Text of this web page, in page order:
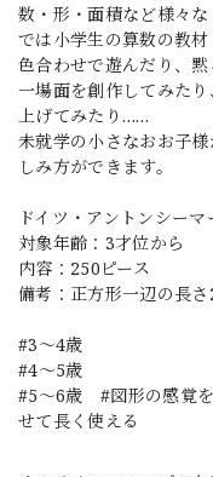
数・形・面積など様々
では小学生の算数の教
色合わせで遊んだり、
一場面を創作してみた
上げてみたり……
未就学の小さなおお子
しみ方ができます。
ドイツ・アントンシーマ
対象年齢：3才位から
内容：250ピース
備考：正方形一辺の長
#3〜4歳
#4〜5歳
#5〜6歳 #図形の感覚
せて長く使える